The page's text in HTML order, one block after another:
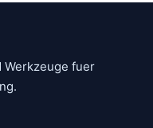
Werkzeuge fuer